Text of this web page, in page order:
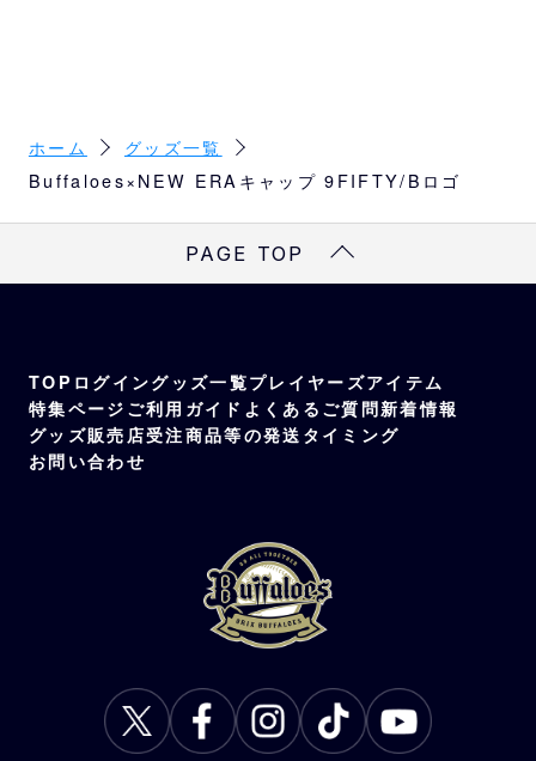
種類
チャコールグレー＆ブラック×ホワイト
ブラウン＆ネイビー×カッパー
ホーム
グッズ一覧
Buffaloes×NEW ERAキャップ 9FIFTY/Bロゴ
PAGE TOP
TOP ログイングッズ一覧プレイヤーズアイテム
特集ページ ご利用ガイド よくあるご質問新着情報
グッズ販売店受注商品等の発送タイミング
お問い合わせ